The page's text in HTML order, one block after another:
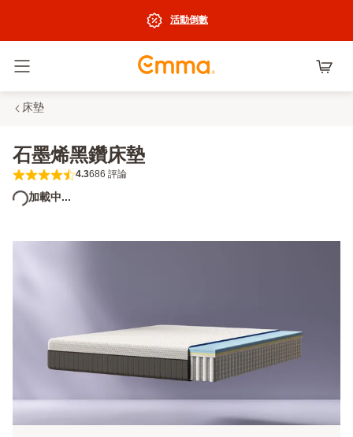
活動倒數
床墊
石墨烯黑鑽床墊
4.3 out of 5 stars 686 評論
4.3686 評論
加載中...